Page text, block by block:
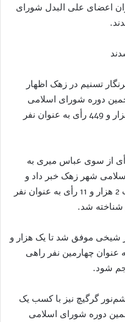
و 1179 رأی به عنوان اعضای علی البدل شورای
تسنیم در زهک اظهار
دوره شورای اسلامی
شهر زهک، هادی شهرکی با کسب 2 هزار و 449 رأی به عنوان نفر
زهک از کسب 2 هزار و 355 رأی از سوی عباس میری به
شهر زهک خبر داد و
افزود: محمد رخشانی‌مراد نیز با کسب 2 هزار و 11 رأی به عنوان نفر
شد.
شیخی موفق شد تا یک هزار و
عنوان چهارمین نفر راهی
شود.
گرگیچ نیز با کسب یک
پنجمین دوره شورای اسلامی